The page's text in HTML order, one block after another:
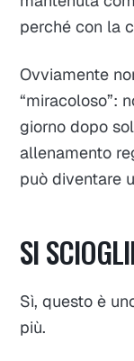
perché con la
Ovviamente
“miracoloso”:
giorno dopo
allenamento
può diventare
SI
Sì, questo è
più.